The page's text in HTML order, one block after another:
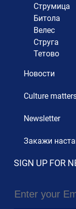
Струмица
Битола
Велес
Струга
Тетово
Новости
Culture
Newsletter
Закажи
SIGN UP FOR